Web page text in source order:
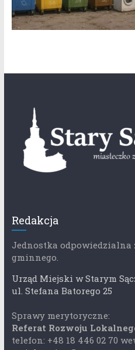
Redakcja
Jednostka
gminnego.
Urząd Miejski w Starym
ul. Stefana Batorego 25
Sprawy merytoryczne:
Referat Rozwoju
telefon: +48 18 446 02 70